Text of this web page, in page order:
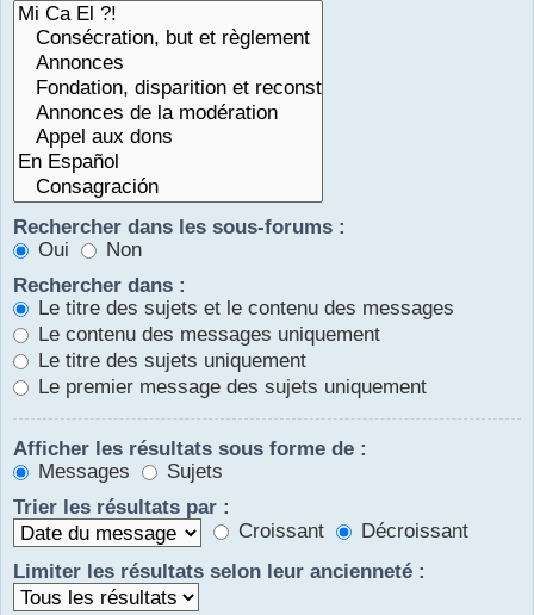
Rechercher dans les sous-forums :
Oui
Non
Rechercher dans :
Le titre des sujets et le contenu des messages
Le contenu des messages uniquement
Le titre des sujets uniquement
Le premier message des sujets uniquement
Afficher les résultats sous forme de :
Messages
Sujets
Trier les résultats par :
Croissant
Décroissant
Limiter les résultats selon leur ancienneté :